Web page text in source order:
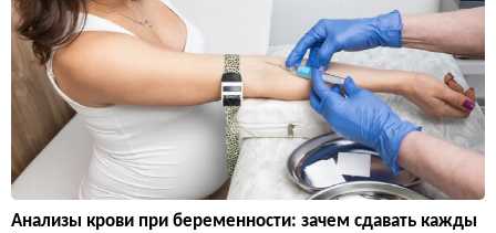
Анализы крови при беременности: зачем сдавать кажды